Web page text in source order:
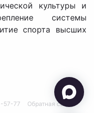
культуры и
системы
спорта высших
57-77 Обратная связь